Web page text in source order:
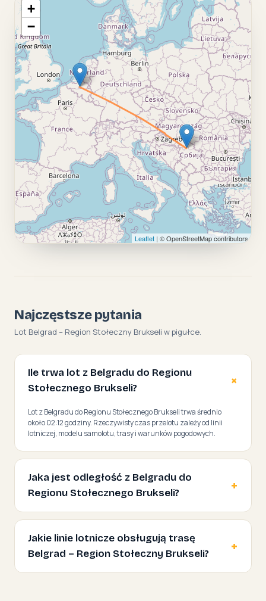
+
−
Leaflet | © OpenStreetMap contributors
Najczęstsze pytania
Lot Belgrad – Region Stołeczny Brukseli w pigułce.
Ile trwa lot z Belgradu do Regionu
Stołecznego Brukseli?
Lot z Belgradu do Regionu Stołecznego Brukseli trwa średnio
około 02:12 godziny. Rzeczywisty czas przelotu zależy od linii
lotniczej, modelu samolotu, trasy i warunków pogodowych.
Jaka jest odległość z Belgradu do
Regionu Stołecznego Brukseli?
Jakie linie lotnicze obsługują trasę
Belgrad – Region Stołeczny Brukseli?